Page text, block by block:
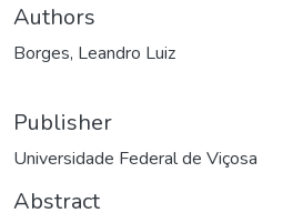
Authors
Borges, Leandro Luiz
Publisher
Universidade Federal de Viçosa
Abstract